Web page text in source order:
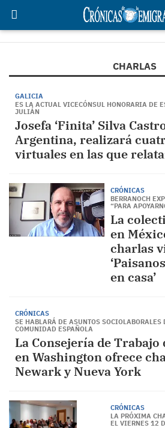
CHARLAS
GALICIA
ES LA ACTUAL VICECÓNSUL HONORARIA DE
JULIÁN
Josefa ‘Finita’ Silva
Argentina, realizará
virtuales en las que
CRÓNICAS
BERRANOCH
“PARA
La
en
charlas
en casa’
CRÓNICAS
SE HABLARÁ DE ASUNTOS SOCIOLABORALES
COMUNIDAD ESPAÑOLA
La Consejería de Trabajo
en Washington ofrece
Newark y Nueva York
CRÓNICAS
LA PRÓXIMA
EL VIERNES 12